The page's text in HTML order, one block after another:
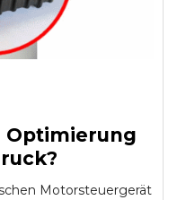
?
Motorsteuergerät